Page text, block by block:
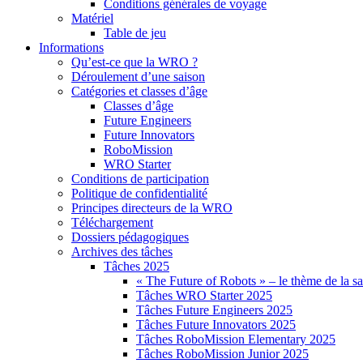
Conditions générales de voyage
Matériel
Table de jeu
Informations
Qu’est-ce que la WRO ?
Déroulement d’une saison
Catégories et classes d’âge
Classes d’âge
Future Engineers
Future Innovators
RoboMission
WRO Starter
Conditions de participation
Politique de confidentialité
Principes directeurs de la WRO
Téléchargement
Dossiers pédagogiques
Archives des tâches
Tâches 2025
« The Future of Robots » – le thème de la
Tâches WRO Starter 2025
Tâches Future Engineers 2025
Tâches Future Innovators 2025
Tâches RoboMission Elementary 2025
Tâches RoboMission Junior 2025